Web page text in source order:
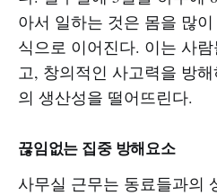
아서 일하는 것은 몸을 많
식으로 이어진다. 이는 사
고, 창의적인 사고력을 방
의 생산성을 떨어뜨린다.
끊임없는 집중 방해요소
사무실 근무는 동료들과의